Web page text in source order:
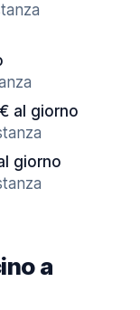
al giorno
giorno
a